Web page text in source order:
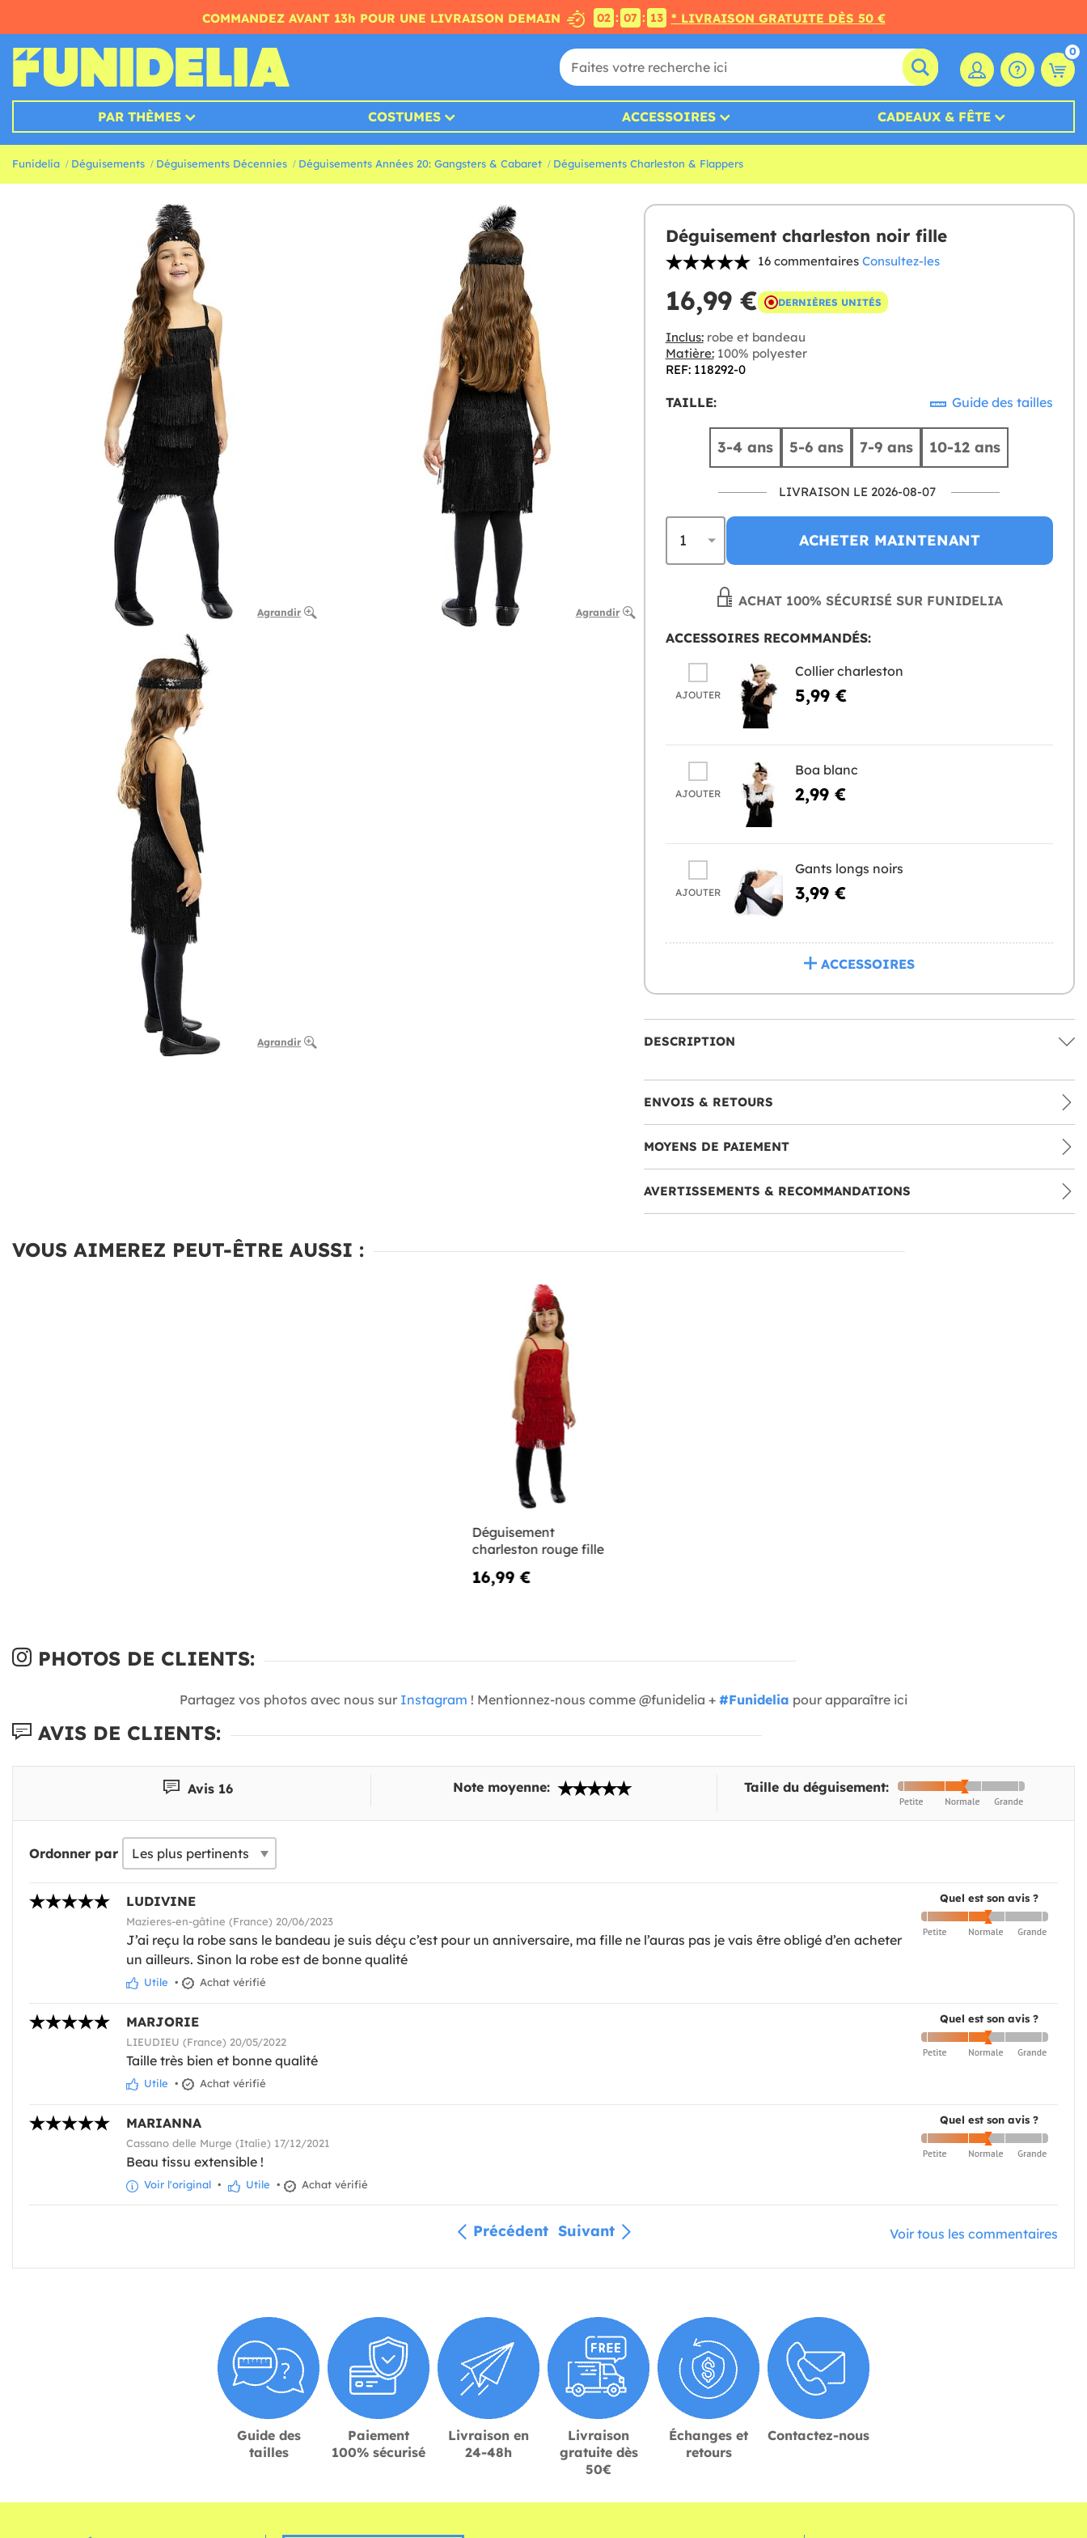
COMMANDEZ AVANT 13h POUR UNE LIVRAISON DEMAIN 02 : 07 : 12 * LIVRAISON GRATUITE DÈS 50 €
0
PAR THÈMES COSTUMES ACCESSOIRES CADEAUX & FÊTE
Funidelia Déguisements Déguisements Décennies Déguisements Années 20: Gangsters & Cabaret Déguisements Charleston & Flappers
Agrandir Agrandir
Agrandir
Déguisement charleston noir fille
16 commentaires Consultez-les
16,99 € DERNIÈRES UNITÉS
Inclus:robe et bandeau
Matière:100% polyester
REF: 118292-0
TAILLE: Guide des tailles
3-4 ans 5-6 ans 7-9 ans 10-12 ans
LIVRAISON LE 2026-08-07
ACHETER MAINTENANT
ACHAT 100% SÉCURISÉ SUR FUNIDELIA
ACCESSOIRES RECOMMANDÉS:
AJOUTER
Collier charleston
5,99 €
AJOUTER
Boa blanc
2,99 €
AJOUTER
Gants longs noirs
3,99 €
ACCESSOIRES
DESCRIPTION
ENVOIS & RETOURS
MOYENS DE PAIEMENT
AVERTISSEMENTS & RECOMMANDATIONS
VOUS AIMEREZ PEUT-ÊTRE AUSSI :
Déguisement
charleston rouge fille
16,99 €
PHOTOS DE CLIENTS:
Partagez vos photos avec nous sur Instagram ! Mentionnez-nous comme @funidelia + #Funidelia pour apparaître ici
AVIS DE CLIENTS:
Avis 16 Note moyenne: Taille du déguisement:
Ordonner par
Quel est son avis ?
LUDIVINE
Mazieres-en-gâtine (France) 20/06/2023
J’ai reçu la robe sans le bandeau je suis déçu c’est pour un anniversaire, ma fille ne l’auras pas je vais être obligé d’en acheter
un ailleurs. Sinon la robe est de bonne qualité
Utile • Achat vérifié
Quel est son avis ?
MARJORIE
LIEUDIEU (France) 20/05/2022
Taille très bien et bonne qualité
Utile • Achat vérifié
Quel est son avis ?
MARIANNA
Cassano delle Murge (Italie) 17/12/2021
Beau tissu extensible !
Voir l'original • Utile • Achat vérifié
Précédent Suivant Voir tous les commentaires
Guide des
tailles
Paiement
100% sécurisé
Livraison en
24-48h
Livraison
gratuite dès
50€
Échanges et
retours
Contactez-nous